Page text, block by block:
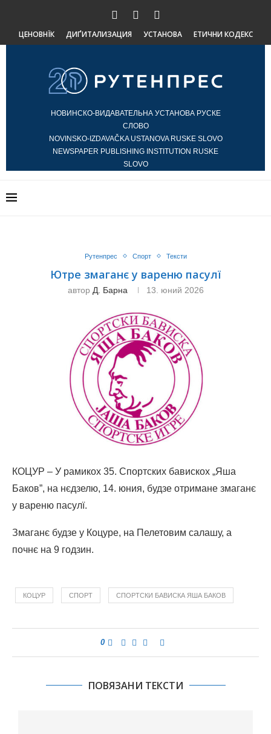
ЦЕНОВНЇК ДИҐИТАЛИЗАЦИЯ УСТАНОВА ЕТИЧНИ КОДЕКС
НОВИНСКО-ВИДАВАТЕЛЬНА УСТАНОВА РУСКЕ
СЛОВО
NOVINSKO-IZDAVAČKA USTANOVA RUSKE SLOVO
NEWSPAPER PUBLISHING INSTITUTION RUSKE
SLOVO
Рутенпрес Спорт Тексти
Ютре змаганє у вареню пасулї
автор Д. Барна 13. юний 2026
КОЦУР – У рамикох 35. Спортских бавискох „Яша
Баков”, на нєдзелю, 14. юния, будзе отримане змаганє
у вареню пасулї.
Змаганє будзе у Коцуре, на Пелетовим салашу, а
почнє на 9 годзин.
КОЦУР СПОРТ СПОРТСКИ БАВИСКА ЯША БАКОВ
0
ПОВЯЗАНИ ТЕКСТИ